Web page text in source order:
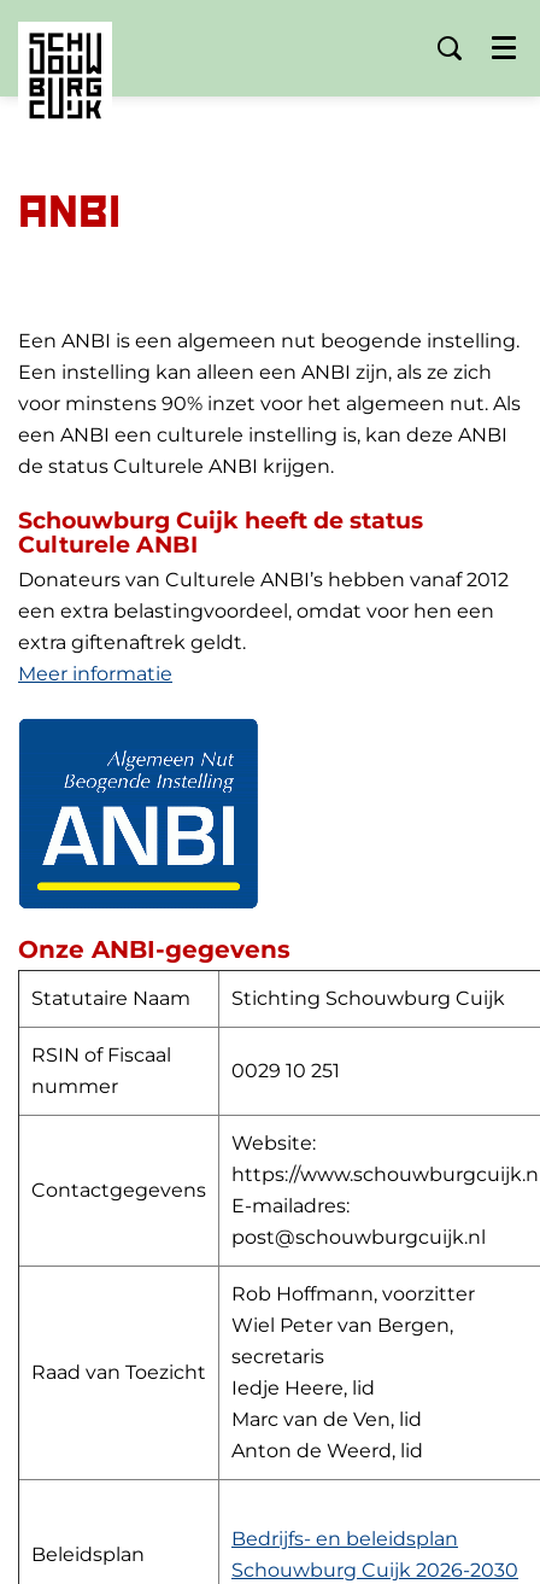
Menu
ANBI
Een ANBI is een algemeen nut beogende instelling.
Een instelling kan alleen een ANBI zijn, als ze zich
voor minstens 90% inzet voor het algemeen nut. Als
een ANBI een culturele instelling is, kan deze ANBI
de status Culturele ANBI krijgen.
Schouwburg Cuijk heeft de status
Culturele ANBI
Donateurs van Culturele ANBI’s hebben vanaf 2012
een extra belastingvoordeel, omdat voor hen een
extra giftenaftrek geldt.
Meer informatie
Onze ANBI-gegevens
Statutaire Naam Stichting Schouwburg Cuijk
RSIN of Fiscaal
nummer
0029 10 251
Contactgegevens
Website:
https://
E-mailadres:
post@schouwburgcuijk.nl
Raad van Toezicht
Rob Hoffmann, voorzitter
Wiel Peter van Bergen,
secretaris
Iedje Heere, lid
Marc van de Ven, lid
Anton de Weerd, lid
Beleidsplan
Bedrijfs- en beleidsplan
Schouwburg Cuijk 2026-2030